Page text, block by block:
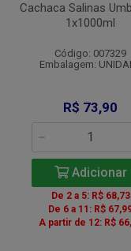
Cachaca Salinas
1x1000ml
Código: 007329
Embalagem:
R$ 73,90
Adicionar
De 2 a 5: R$ 68,73
De 6 a 11: R$
A partir de 12: R$